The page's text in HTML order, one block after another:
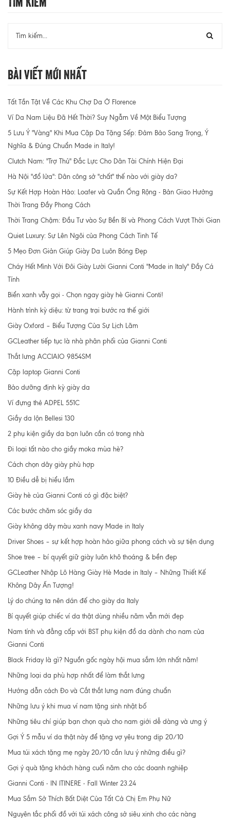
Bài Viết Mới Nhất
Tất Tần Tật Về Các Khu Chợ Da Ở Florence
Ví Da Nam Liệu Đã Hết Thời? Suy Ngẫm Về Một Biểu Tượng
5 Lưu Ý "Vàng" Khi Mua Cặp Da Tặng Sếp: Đảm Bảo Sang Trọng, Ý
Nghĩa & Đúng Chuẩn Made in Italy!
Clutch Nam: "Trợ Thủ" Đắc Lực Cho Dân Tài Chính Hiện Đại
Hà Nội "đổ lửa": Dân công sở "chất" thế nào với giày da?
Sự Kết Hợp Hoàn Hảo: Loafer và Quần Ống Rộng - Bản Giao Hưởng
Thời Trang Đầy Phong Cách
Thời Trang Chậm: Đầu Tư vào Sự Bền Bỉ và Phong Cách Vượt Thời Gian
Quiet Luxury: Sự Lên Ngôi của Phong Cách Tinh Tế
5 Mẹo Đơn Giản Giúp Giày Da Luôn Bóng Đẹp
Cháy Hết Mình Với Đôi Giày Lười Gianni Conti "Made in Italy" Đầy Cá
Tính
Biển xanh vẫy gọi - Chọn ngay giày hè Gianni Conti!
Hành trình kỳ diệu: từ trang trại bước ra thế giới
Giày Oxford – Biểu Tượng Của Sự Lịch Lãm
GCLeather tiếp tục là nhà phân phối của Gianni Conti
Thắt lưng ACCIAIO 9854SM
Cặp laptop Gianni Conti
Bảo dưỡng định kỳ giày da
Ví đựng thẻ ADPEL 551C
Giầy da lộn Bellesi 130
2 phụ kiện giầy da bạn luôn cần có trong nhà
Đi loại tất nào cho giầy moka mùa hè?
Cách chọn dây giày phù hợp
10 Điều dễ bị hiểu lầm
Giày hè của Gianni Conti có gì đặc biệt?
Các bước chăm sóc giầy da
Giày không dây màu xanh navy Made in Italy
Driver Shoes – sự kết hợp hoàn hảo giữa phong cách và sự tiện dụng
Shoe tree – bí quyết giữ giày luôn khô thoáng & bền đẹp
GCLeather Nhập Lô Hàng Giày Hè Made in Italy – Những Thiết Kế
Không Dây Ấn Tượng!
Lý do chúng ta nên dán đế cho giày da Italy
Bí quyết giúp chiếc ví da thật dùng nhiều năm vẫn mới đẹp
Nam tính và đẳng cấp với BST phụ kiện đồ da dành cho nam của
Gianni Conti
Black Friday là gì? Nguồn gốc ngày hội mua sắm lớn nhất năm!
Những loại da phù hợp nhất để làm thắt lưng
Hướng dẫn cách Đo và Cắt thắt lưng nam đúng chuẩn
Những lưu ý khi mua ví nam tặng sinh nhật bố
Những tiêu chí giúp bạn chọn quà cho nam giới dễ dàng và ưng ý
Gợi Ý 5 mẫu ví da thật này để tặng vợ yêu trong dịp 20/10
Mua túi xách tặng mẹ ngày 20/10 cần lưu ý những điều gì?
Gợi ý quà tặng khách hàng cuối năm cho các doanh nghiệp
Gianni Conti - IN ITINERE - Fall Winter 23.24
Mua Sắm Sở Thích Bất Diệt Của Tất Cả Chị Em Phụ Nữ
Nguyên tắc phối đồ với túi xách công sở siêu xinh cho các nàng